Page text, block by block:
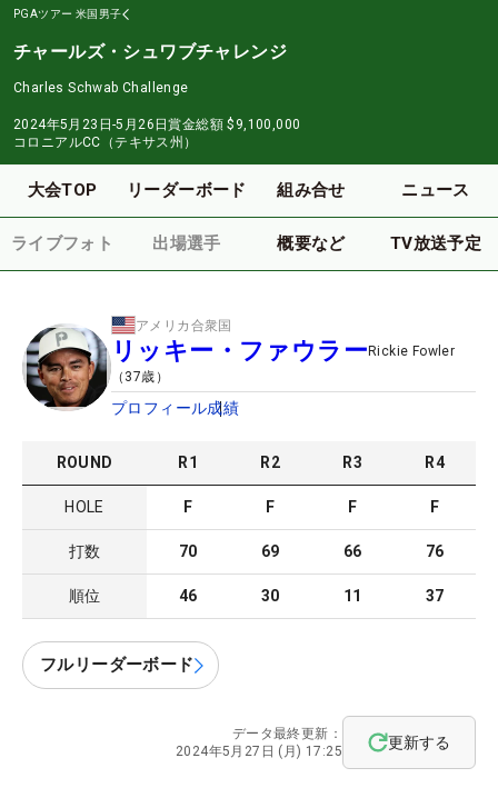
PGAツアー 米国男子
チャールズ・シュワブチャレンジ
Charles Schwab Challenge
2024年5月23日-5月26日賞金総額 $9,100,000
コロニアルCC（テキサス州）
大会TOP リーダーボード 組み合せ ニュース
ライブフォト 出場選手 概要など TV放送予定
アメリカ合衆国
リッキー・ファウラー Rickie Fowler
（ 37歳）
プロフィール成績
ROUND R1 R2 R3 R4
HOLE F F F F
打数 70 69 66 76
順位 46 30 11 37
フルリーダーボード
データ最終更新：
2024年5月27日 (月) 17:25
更新する